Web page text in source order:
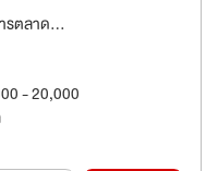
รตลาด...
- 20,000